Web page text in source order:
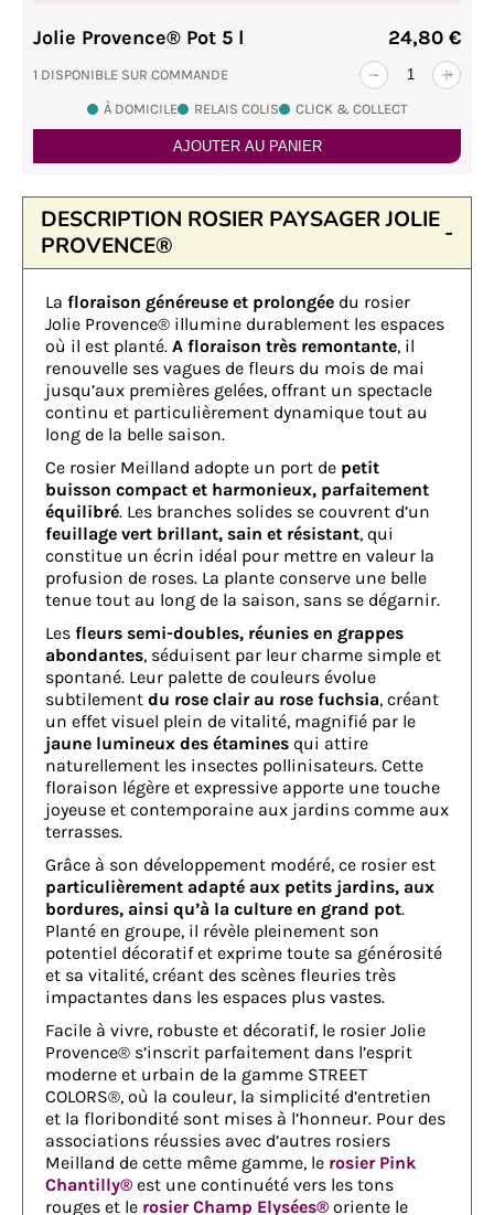
Jolie Provence® Pot 5 l
1 DISPONIBLE SUR COMMANDE - +
24,80 €
À DOMICILE RELAIS COLIS CLICK & COLLECT
AJOUTER AU PANIER
DESCRIPTION ROSIER PAYSAGER JOLIE
PROVENCE®
La floraison généreuse et prolongée du rosier
Jolie Provence® illumine durablement les espaces
où il est planté. A floraison très remontante, il
renouvelle ses vagues de fleurs du mois de mai
jusqu’aux premières gelées, offrant un spectacle
continu et particulièrement dynamique tout au
long de la belle saison.
Ce rosier Meilland adopte un port de petit
buisson compact et harmonieux, parfaitement
équilibré. Les branches solides se couvrent d’un
feuillage vert brillant, sain et résistant, qui
constitue un écrin idéal pour mettre en valeur la
profusion de roses. La plante conserve une belle
tenue tout au long de la saison, sans se dégarnir.
Les fleurs semi-doubles, réunies en grappes
abondantes, séduisent par leur charme simple et
spontané. Leur palette de couleurs évolue
subtilement du rose clair au rose fuchsia, créant
un effet visuel plein de vitalité, magnifié par le
jaune lumineux des étamines qui attire
naturellement les insectes pollinisateurs. Cette
floraison légère et expressive apporte une touche
joyeuse et contemporaine aux jardins comme aux
terrasses.
Grâce à son développement modéré, ce rosier est
particulièrement adapté aux petits jardins, aux
bordures, ainsi qu’à la culture en grand pot.
Planté en groupe, il révèle pleinement son
potentiel décoratif et exprime toute sa générosité
et sa vitalité, créant des scènes fleuries très
impactantes dans les espaces plus vastes.
Facile à vivre, robuste et décoratif, le rosier Jolie
Provence® s’inscrit parfaitement dans l’esprit
moderne et urbain de la gamme STREET
COLORS®, où la couleur, la simplicité d’entretien
et la floribondité sont mises à l’honneur. Pour des
associations réussies avec d’autres rosiers
Meilland de cette même gamme, le rosier Pink
Chantilly® est une continuété vers les tons
rouges et le rosier Champ Elysées® oriente le